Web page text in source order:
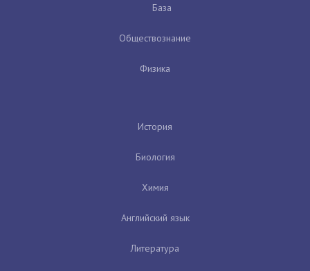
База
Обществознание
Физика
История
Биология
Химия
Английский язык
Литература